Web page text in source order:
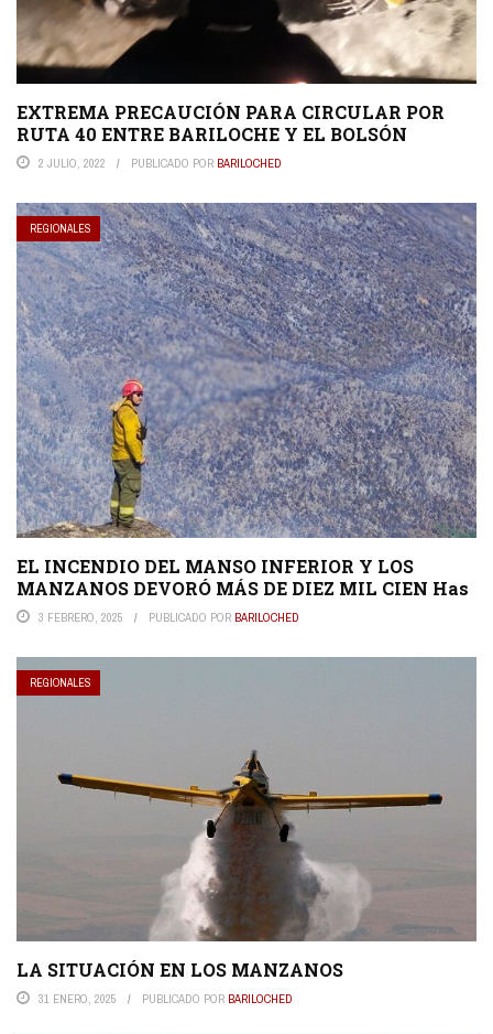
EXTREMA PRECAUCIÓN PARA CIRCULAR POR
RUTA 40 ENTRE BARILOCHE Y EL BOLSÓN
2 JULIO, 2022 PUBLICADO POR BARILOCHED
REGIONALES
EL INCENDIO DEL MANSO INFERIOR Y LOS
MANZANOS DEVORÓ MÁS DE DIEZ MIL CIEN Has
3 FEBRERO, 2025 PUBLICADO POR BARILOCHED
REGIONALES
LA SITUACIÓN EN LOS MANZANOS
31 ENERO, 2025 PUBLICADO POR BARILOCHED